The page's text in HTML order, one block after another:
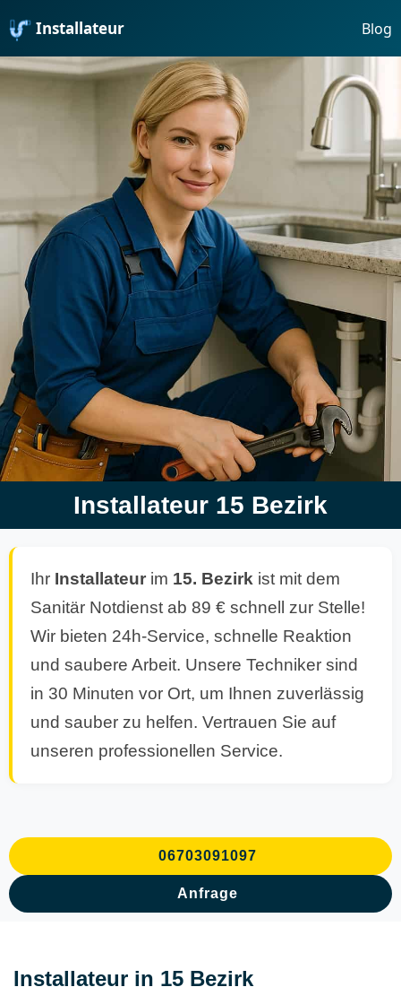
Installateur Blog
Installateur 15 Bezirk
Ihr Installateur im 15. Bezirk ist mit dem
Sanitär Notdienst ab 89 € schnell zur Stelle!
Wir bieten 24h-Service, schnelle Reaktion
und saubere Arbeit. Unsere Techniker sind
in 30 Minuten vor Ort, um Ihnen zuverlässig
und sauber zu helfen. Vertrauen Sie auf
unseren professionellen Service.
06703091097
Anfrage
Installateur in 15 Bezirk